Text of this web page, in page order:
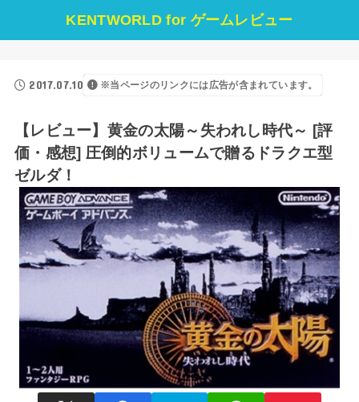
KENTWORLD for ゲームレビュー
2017.07.10 ※当ページのリンクには広告が含まれています。
【レビュー】黄金の太陽～失われし時代～ [評
価・感想] 圧倒的ボリュームで贈るドラクエ型
ゼルダ！